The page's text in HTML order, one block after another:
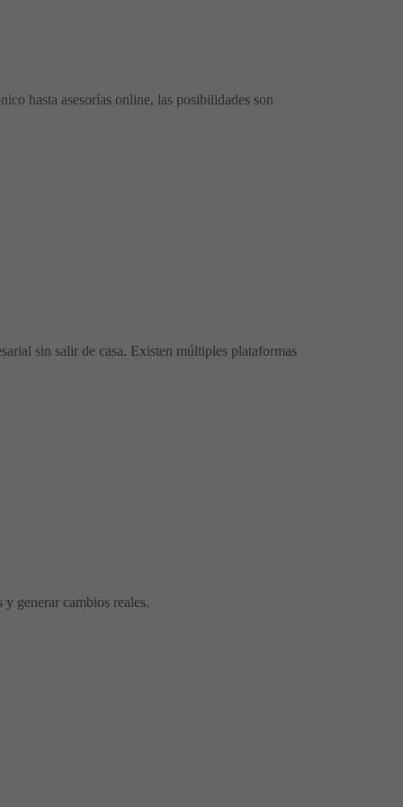
hasta asesorías online, las posibilidades son
sin salir de casa. Existen múltiples plataformas
generar cambios reales.